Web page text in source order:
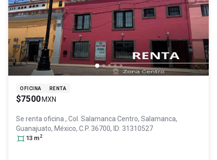
OFICINA RENTA
$7500 MXN
Se renta oficina , Col. Salamanca Centro, Salamanca,
Guanajuato, México, C.P. 36700, ID: 31310527
13 m2